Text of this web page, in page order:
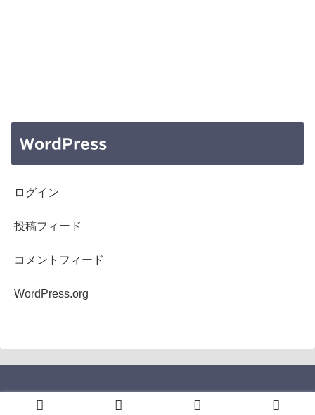
WordPress
ログイン
投稿フィード
コメントフィード
WordPress.org
Copyright © 2005-2026 b's mono-log All Rights Reserved.